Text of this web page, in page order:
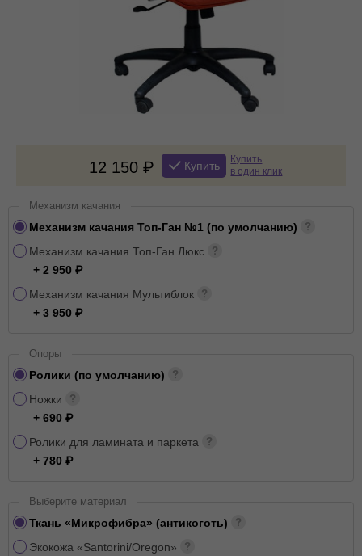
12 150 Купить
Купить
в один клик
Механизм качания
Механизм качания Топ-Ган №1 (по умолчанию)
Механизм качания Топ-Ган Люкс
+ 2 950
Механизм качания Мультиблок
+ 3 950
Опоры
Ролики (по умолчанию)
Ножки
+ 690
Ролики для ламината и паркета
+ 780
Выберите материал
Ткань «Микрофибра» (антикоготь)
Экокожа «Santorini/Oregon»